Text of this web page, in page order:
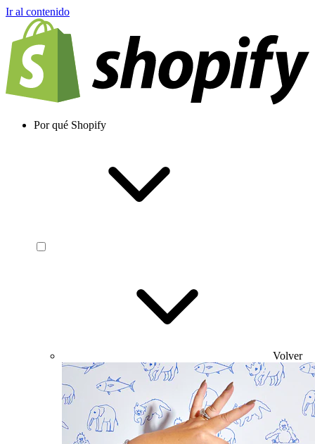
Ir al contenido
Por qué Shopify
Volver